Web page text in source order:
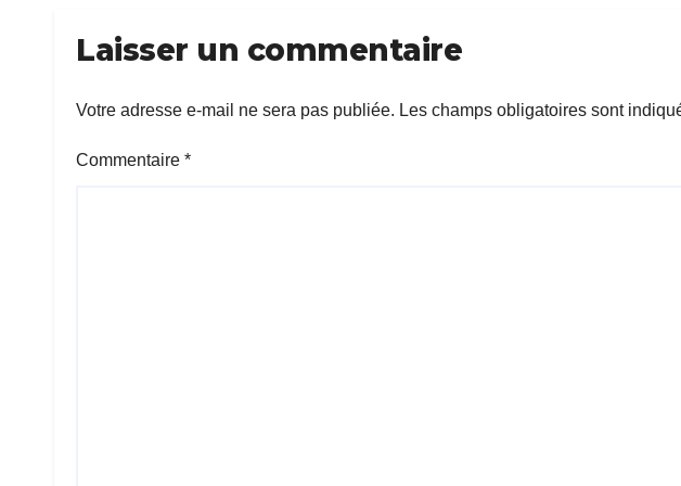
Laisser un commentaire
Votre adresse e-mail ne sera pas publiée. Les champs obligatoires sont
Commentaire *